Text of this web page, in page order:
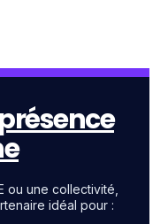
ou une collectivité,
idéal pour :